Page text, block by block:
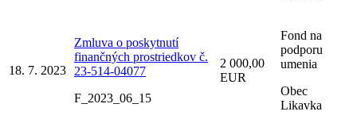
18. 7. 2023
Zmluva o poskytnutí
finančných prostriedkov č.
23-514-04077
F_2023_06_15
2 000,00
EUR
Fond na
podporu
umenia
Obec
Likavka